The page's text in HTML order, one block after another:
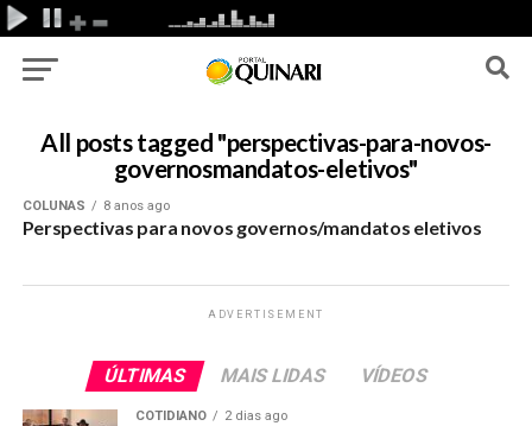
All posts tagged "perspectivas-para-novos-
governosmandatos-eletivos"
COLUNAS 8 anos ago
Perspectivas para novos governos/mandatos eletivos
ADVERTISEMENT
ÚLTIMAS MAIS LIDAS VÍDEOS
COTIDIANO 2 dias ago